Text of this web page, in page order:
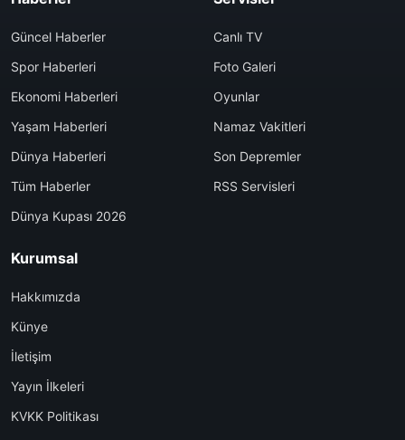
Güncel Haberler
Spor Haberleri
Ekonomi Haberleri
Yaşam Haberleri
Dünya Haberleri
Tüm Haberler
Dünya Kupası 2026
Canlı TV
Foto Galeri
Oyunlar
Namaz Vakitleri
Son Depremler
RSS Servisleri
Kurumsal
Hakkımızda
Künye
İletişim
Yayın İlkeleri
KVKK Politikası